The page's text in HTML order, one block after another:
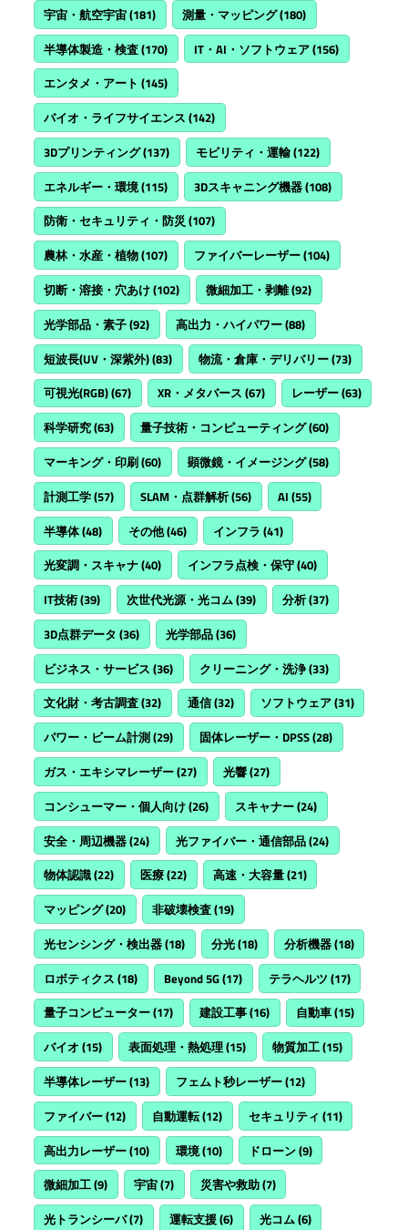
宇宙・航空宇宙(181) 測量・マッピング(180)
半導体製造・検査(170) IT・AI・ソフトウェア(156)
エンタメ・アート (145)
バイオ・ライフサイエンス (142)
3Dプリンティング(137) モビリティ・運輸(122)
エネルギー・環境(115) 3Dスキャニング機器(108)
防衛・セキュリティ・防災(107)
農林・水産・植物(107) ファイバーレーザー(104)
切断・溶接・穴あけ(102) 微細加工・剥離(92)
光学部品・素子(92) 高出力・ハイパワー(88)
短波長(UV・深紫外)(83) 物流・倉庫・デリバリー(73)
可視光(RGB)(67) XR・メタバース (67) レーザー(63)
科学研究(63) 量子技術・コンピューティング(60)
マーキング・印刷(60) 顕微鏡・イメージング(58)
計測工学(57) SLAM・点群解析(56) AI (55)
半導体(48) その他(46) インフラ (41)
光変調・スキャナ(40) インフラ点検・保守(40)
IT技術(39) 次世代光源・光コム(39) 分析(37)
3D点群データ (36) 光学部品(36)
ビジネス・サービス (36) クリーニング・洗浄(33)
文化財・考古調査(32) 通信(32) ソフトウェア(31)
パワー・ビーム計測(29) 固体レーザー・DPSS(28)
ガス・エキシマレーザー(27) 光響(27)
コンシューマー・個人向け(26) スキャナー(24)
安全・周辺機器(24) 光ファイバー・通信部品(24)
物体認識(22) 医療(22) 高速・大容量(21)
マッピング(20) 非破壊検査(19)
光センシング・検出器(18) 分光(18) 分析機器(18)
ロボティクス (18) Beyond 5G(17) テラヘルツ (17)
量子コンピューター(17) 建設工事(16) 自動車(15)
バイオ (15) 表面処理・熱処理(15) 物質加工(15)
半導体レーザー(13) フェムト秒レーザー(12)
ファイバー(12) 自動運転(12) セキュリティ (11)
高出力レーザー(10) 環境(10) ドローン(9)
微細加工(9) 宇宙(7) 災害や救助(7)
光トランシーバ(7) 運転支援(6) 光コム(6)